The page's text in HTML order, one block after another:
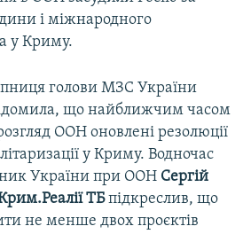
і міжнародного
у Криму.
голови МЗС України
що найближчим часом
ООН оновлені резолюції
у Криму. Водночас
України при ООН Сергій
ТБпідкреслив, що
не менше двох проєктів